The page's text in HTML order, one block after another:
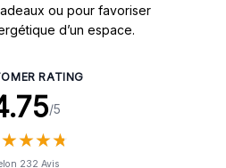
ou pour favoriser
d’un espace.
RATING
/5
★★★★
★★★★
232 Avis